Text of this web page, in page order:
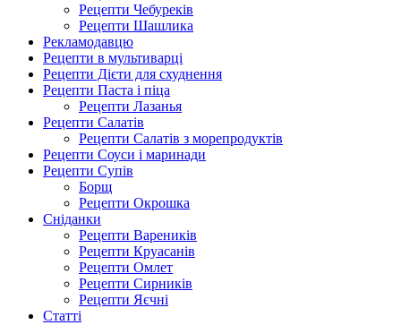
Рецепти Чебуреків
Рецепти Шашлика
Рекламодавцю
Рецепти в мультиварці
Рецепти Дієти для схуднення
Рецепти Паста і піца
Рецепти Лазанья
Рецепти Салатів
Рецепти Салатів з морепродуктів
Рецепти Соуси і маринади
Рецепти Супів
Борщ
Рецепти Окрошка
Сніданки
Рецепти Вареників
Рецепти Круасанів
Рецепти Омлет
Рецепти Сирників
Рецепти Яєчні
Статті